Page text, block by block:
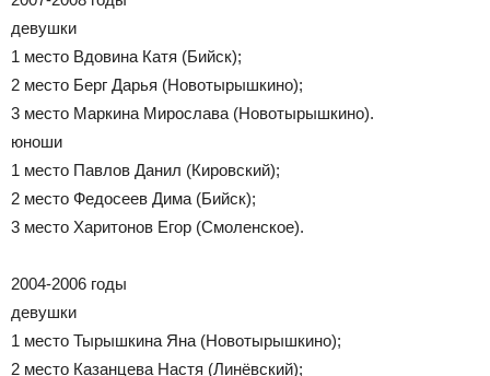
девушки
1 место Вдовина Катя (Бийск);
2 место Берг Дарья (Новотырышкино);
3 место Маркина Мирослава (Новотырышкино).
юноши
1 место Павлов Данил (Кировский);
2 место Федосеев Дима (Бийск);
3 место Харитонов Егор (Смоленское).
2004-2006 годы
девушки
1 место Тырышкина Яна (Новотырышкино);
2 место Казанцева Настя (Линёвский);